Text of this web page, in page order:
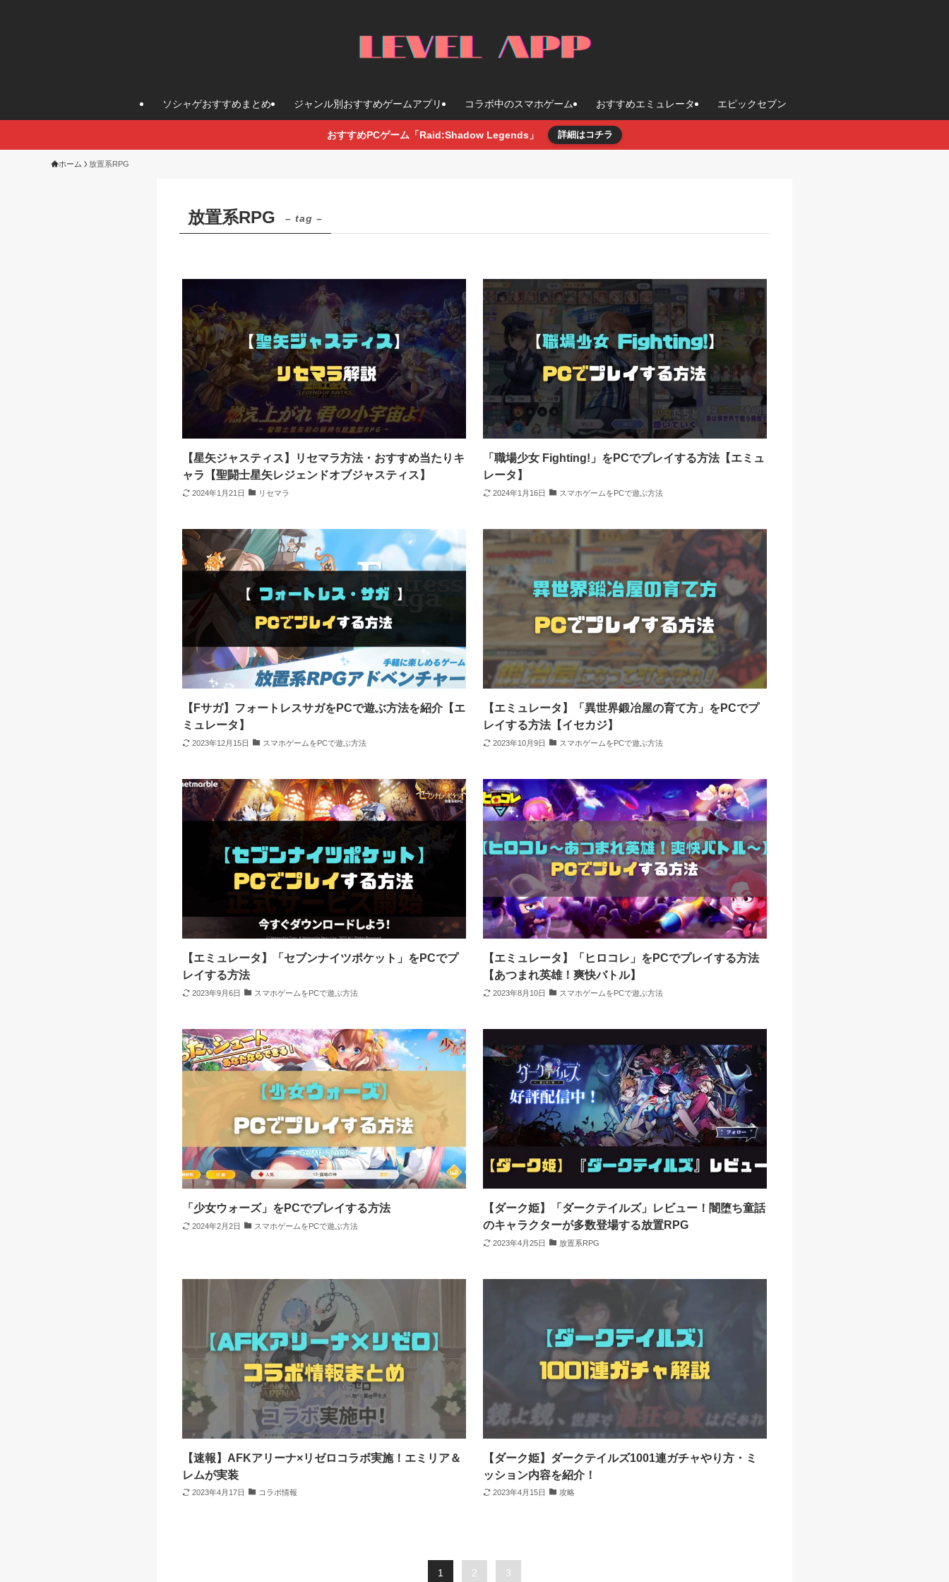
ソシャゲおすすめまとめ ジャンル別おすすめゲームアプリ コラボ中のスマホゲーム おすすめエミュレータ エピックセブン
おすすめPCゲーム「Raid:Shadow Legends」 詳細はコチラ
ホーム 放置系RPG
放置系RPG – tag –
【星矢ジャスティス】リセマラ方法・おすすめ当たりキ
ャラ【聖闘士星矢レジェンドオブジャスティス】
2024年1月21日 リセマラ
「職場少女 Fighting!」をPCでプレイする方法【エミュ
レータ】
2024年1月16日 スマホゲームをPCで遊ぶ方法
【Fサガ】フォートレスサガをPCで遊ぶ方法を紹介【エ
ミュレータ】
2023年12月15日 スマホゲームをPCで遊ぶ方法
【エミュレータ】「異世界鍛冶屋の育て方」をPCでプ
レイする方法【イセカジ】
2023年10月9日 スマホゲームをPCで遊ぶ方法
【エミュレータ】「セブンナイツポケット」をPCでプ
レイする方法
2023年9月6日 スマホゲームをPCで遊ぶ方法
【エミュレータ】「ヒロコレ」をPCでプレイする方法
【あつまれ英雄！爽快バトル】
2023年8月10日 スマホゲームをPCで遊ぶ方法
「少女ウォーズ」をPCでプレイする方法
2024年2月2日 スマホゲームをPCで遊ぶ方法
【ダーク姫】「ダークテイルズ」レビュー！闇堕ち童話
のキャラクターが多数登場する放置RPG
2023年4月25日 放置系RPG
【速報】AFKアリーナ×リゼロコラボ実施！エミリア＆
レムが実装
2023年4月17日 コラボ情報
【ダーク姫】ダークテイルズ1001連ガチャやり方・ミ
ッション内容を紹介！
2023年4月15日 攻略
1 2 3